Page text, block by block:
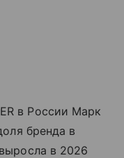
в России Марк
бренда в
в 2026